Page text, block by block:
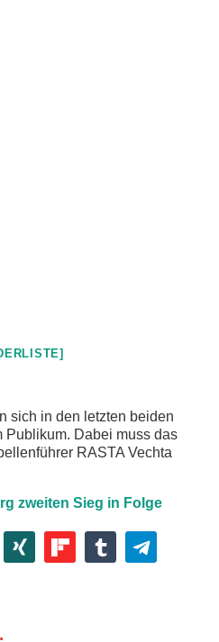
sich in den letzten beiden
Publikum. Dabei muss das
RASTA Vechta
zweiten Sieg in Folge